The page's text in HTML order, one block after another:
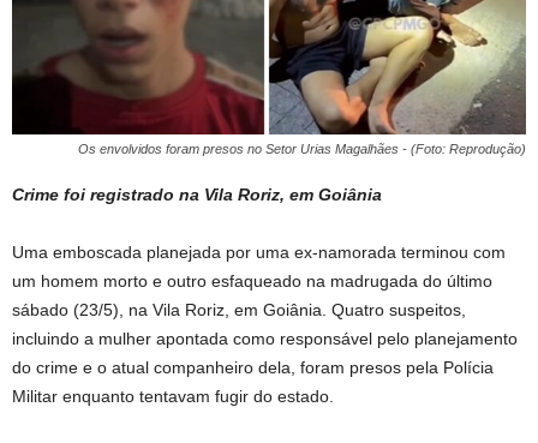
Os envolvidos foram presos no Setor Urias Magalhães - (Foto: Reprodução)
Crime foi registrado na Vila Roriz, em Goiânia
Uma emboscada planejada por uma ex-namorada terminou com
um homem morto e outro esfaqueado na madrugada do último
sábado (23/5), na Vila Roriz, em Goiânia. Quatro suspeitos,
incluindo a mulher apontada como responsável pelo planejamento
do crime e o atual companheiro dela, foram presos pela Polícia
Militar enquanto tentavam fugir do estado.